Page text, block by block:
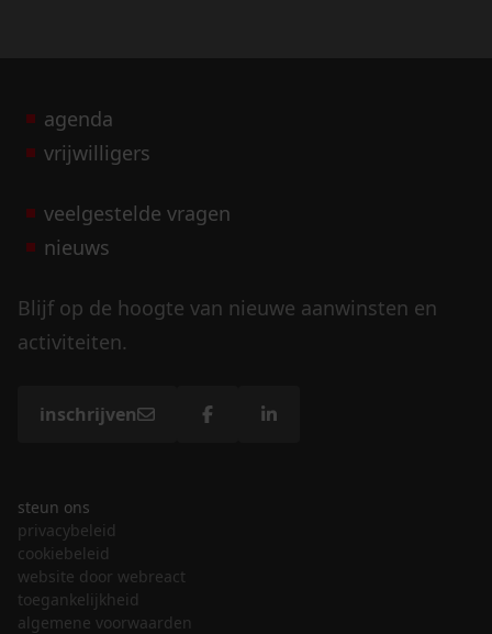
agenda
vrijwilligers
veelgestelde vragen
nieuws
Blijf op de hoogte van nieuwe aanwinsten en
activiteiten.
inschrijven
steun ons
privacybeleid
cookiebeleid
website door webreact
toegankelijkheid
algemene voorwaarden